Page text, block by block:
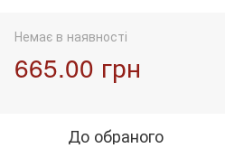
Немає в наявності
665.00 грн
До обраного